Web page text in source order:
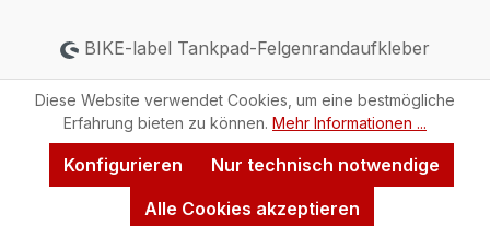
BIKE-label Tankpad-Felgenrandaufkleber
Diese Website verwendet Cookies, um eine bestmögliche
Erfahrung bieten zu können. Mehr Informationen ...
Nur technisch notwendige
Konfigurieren
Alle Cookies akzeptieren